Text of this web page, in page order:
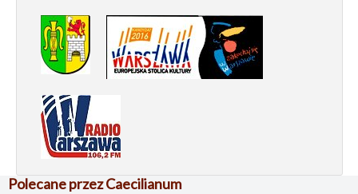
Polecane przez Caecilianum